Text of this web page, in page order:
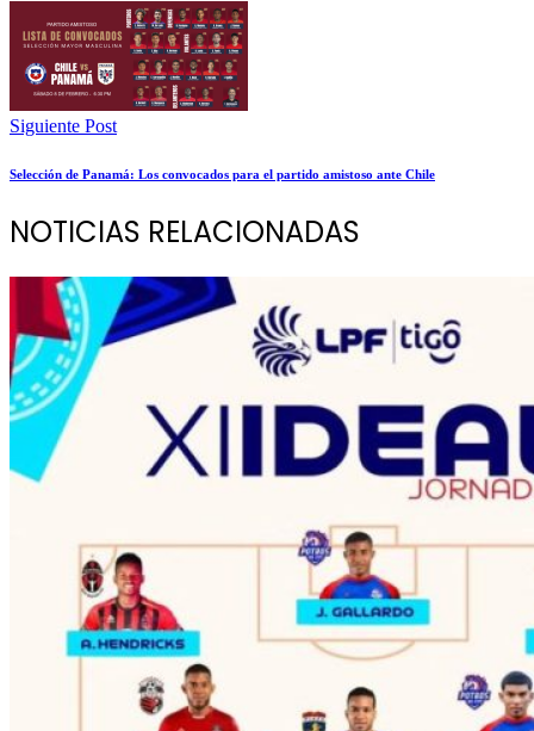
Siguiente Post
Selección de Panamá: Los convocados para el partido amistoso ante Chile
NOTICIAS RELACIONADAS